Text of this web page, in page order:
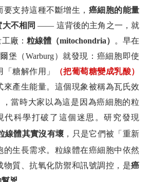
支持這種不斷增生， 癌細胞的能量
大不相同—— 這背後的主角之一，就
廠： 粒線體（mitochondria）
。早在
堡（Warburg）就發現：癌細胞即使
糖解作用」
（把葡萄糖變成乳酸）
來產生能量。這個現象被稱為瓦氏效
，當時大家以為這是因為癌細胞的粒
代科學打破了這個迷思。研究發現
線體其實沒有壞 ，只是它們被「重新
的生長需求。粒線體在癌細胞中依然
物質、抗氧化防禦和訊號調控，是癌